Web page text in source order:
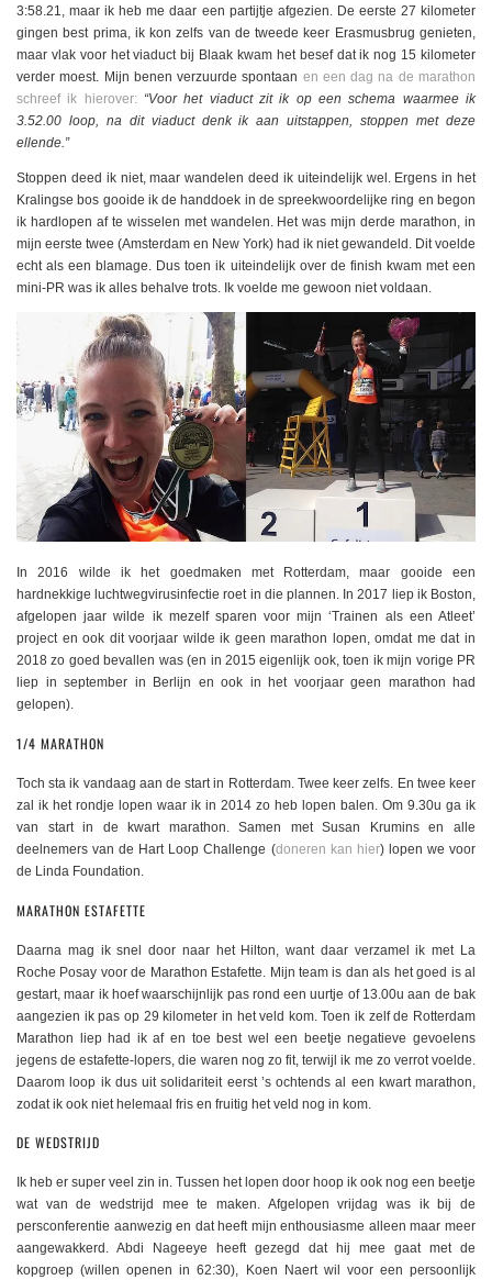
3:58.21, maar ik heb me daar een partijtje afgezien. De eerste 27 kilometer
gingen best prima, ik kon zelfs van de tweede keer Erasmusbrug genieten,
maar vlak voor het viaduct bij Blaak kwam het besef dat ik nog 15 kilometer
verder moest. Mijn benen verzuurde spontaan en een dag na de marathon
schreef ik hierover: “Voor het viaduct zit ik op een schema waarmee ik
3.52.00 loop, na dit viaduct denk ik aan uitstappen, stoppen met deze
ellende.”
Stoppen deed ik niet, maar wandelen deed ik uiteindelijk wel. Ergens in het
Kralingse bos gooide ik de handdoek in de spreekwoordelijke ring en begon
ik hardlopen af te wisselen met wandelen. Het was mijn derde marathon, in
mijn eerste twee (Amsterdam en New York) had ik niet gewandeld. Dit voelde
echt als een blamage. Dus toen ik uiteindelijk over de finish kwam met een
mini-PR was ik alles behalve trots. Ik voelde me gewoon niet voldaan.
In 2016 wilde ik het goedmaken met Rotterdam, maar gooide een
hardnekkige luchtwegvirusinfectie roet in die plannen. In 2017 liep ik Boston,
afgelopen jaar wilde ik mezelf sparen voor mijn ‘Trainen als een Atleet’
project en ook dit voorjaar wilde ik geen marathon lopen, omdat me dat in
2018 zo goed bevallen was (en in 2015 eigenlijk ook, toen ik mijn vorige PR
liep in september in Berlijn en ook in het voorjaar geen marathon had
gelopen).
1/4 MARATHON
Toch sta ik vandaag aan de start in Rotterdam. Twee keer zelfs. En twee keer
zal ik het rondje lopen waar ik in 2014 zo heb lopen balen. Om 9.30u ga ik
van start in de kwart marathon. Samen met Susan Krumins en alle
deelnemers van de Hart Loop Challenge (doneren kan hier) lopen we voor
de Linda Foundation.
MARATHON ESTAFETTE
Daarna mag ik snel door naar het Hilton, want daar verzamel ik met La
Roche Posay voor de Marathon Estafette. Mijn team is dan als het goed is al
gestart, maar ik hoef waarschijnlijk pas rond een uurtje of 13.00u aan de bak
aangezien ik pas op 29 kilometer in het veld kom. Toen ik zelf de Rotterdam
Marathon liep had ik af en toe best wel een beetje negatieve gevoelens
jegens de estafette-lopers, die waren nog zo fit, terwijl ik me zo verrot voelde.
Daarom loop ik dus uit solidariteit eerst ’s ochtends al een kwart marathon,
zodat ik ook niet helemaal fris en fruitig het veld nog in kom.
DE WEDSTRIJD
Ik heb er super veel zin in. Tussen het lopen door hoop ik ook nog een beetje
wat van de wedstrijd mee te maken. Afgelopen vrijdag was ik bij de
persconferentie aanwezig en dat heeft mijn enthousiasme alleen maar meer
aangewakkerd. Abdi Nageeye heeft gezegd dat hij mee gaat met de
kopgroep (willen openen in 62:30), Koen Naert wil voor een persoonlijk